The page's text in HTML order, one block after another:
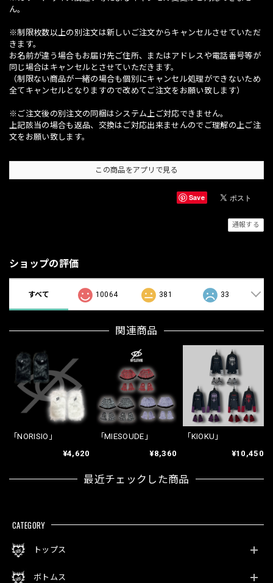
ん。
※制限枚数以上の別注文は新しいご注文からキャンセルさせていただ
きます。
お名前が違う場合もお届け先ご住所、またはアドレスや電話番号等が
同じ場合はキャンセルとさせていただきます。
（制限ない商品が一緒の場合も個別にキャンセル処理ができないため
全てキャンセルとなりますので改めてご注文をお願い致します）
※ご注文後の別注文の同梱はシステム上ご対応できません。
上記該当の場合も返品、交換はご対応出来ませんのでご理解の上ご注
文をお願い致します。
この商品をアプリで見る
Save
通報する
ショップの評価
すべて 10064 381 33
関連商品
「NORISIO」
¥4,620
「MIESOUDE」
¥8,360
「KIOKU」
¥10,450
最近チェックした商品
CATEGORY
トップス
ボトムス